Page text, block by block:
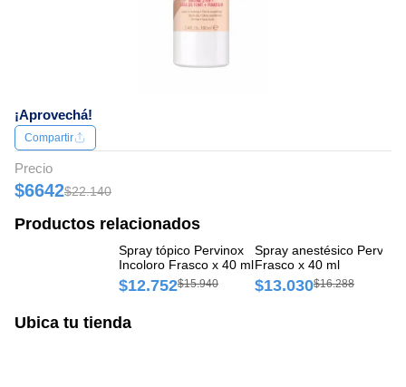
¡Aprovechá!
Compartir
Precio
$6642$22.140
Productos relacionados
Spray tópico Pervinox
Incoloro Frasco x 40 ml
$12.752$15.940
Spray anestésico Pervinox
Frasco x 40 ml
$13.030$16.288
Ubica tu tienda